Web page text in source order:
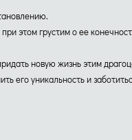
этом грустим о ее
новую жизнь этим
его уникальность и